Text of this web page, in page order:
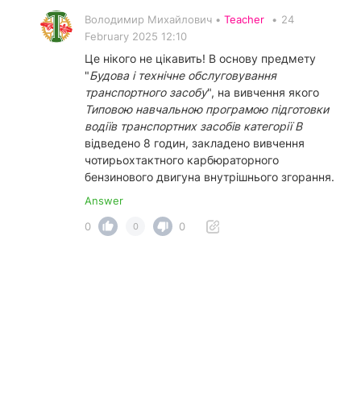
Володимир Михайлович • Teacher • 24
February 2025 12:10
Це нікого не цікавить! В основу предмету
"Будова і технічне обслуговування
транспортного засобу", на вивчення якого
Типовою навчальною програмою підготовки
водіїв транспортних засобів категорії В
відведено 8 годин, закладено вивчення
чотирьохтактного карбюраторного
бензинового двигуна внутрішнього згорання.
Answer
0
0 0